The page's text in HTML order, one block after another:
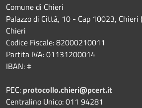
Comune di Chieri
Palazzo di Città, 10 - Cap 10023, Chieri
Chieri
Codice Fiscale: 82000210011
Partita IVA: 01131200014
IBAN: #
PEC: protocollo.chieri@pcert.it
Centralino Unico: 011 94281